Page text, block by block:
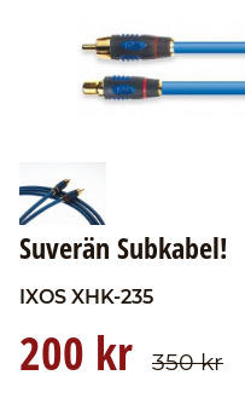
Suverän Subkabel!
IXOS XHK-235
200 kr 350 kr